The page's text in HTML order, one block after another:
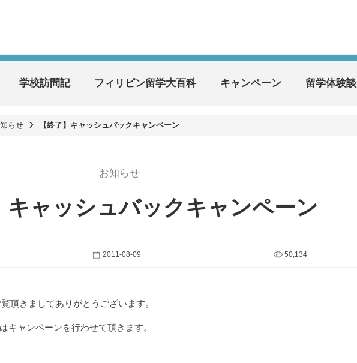
学校訪問記 フィリピン留学大百科 キャンペーン 留学体験談
らせ 【終了】キャッシュバックキャンペーン
お知らせ
キャッシュバックキャンペーン
2011-08-09 50,134
頂きましてありがとうございます。
キャンペーンを行わせて頂きます。